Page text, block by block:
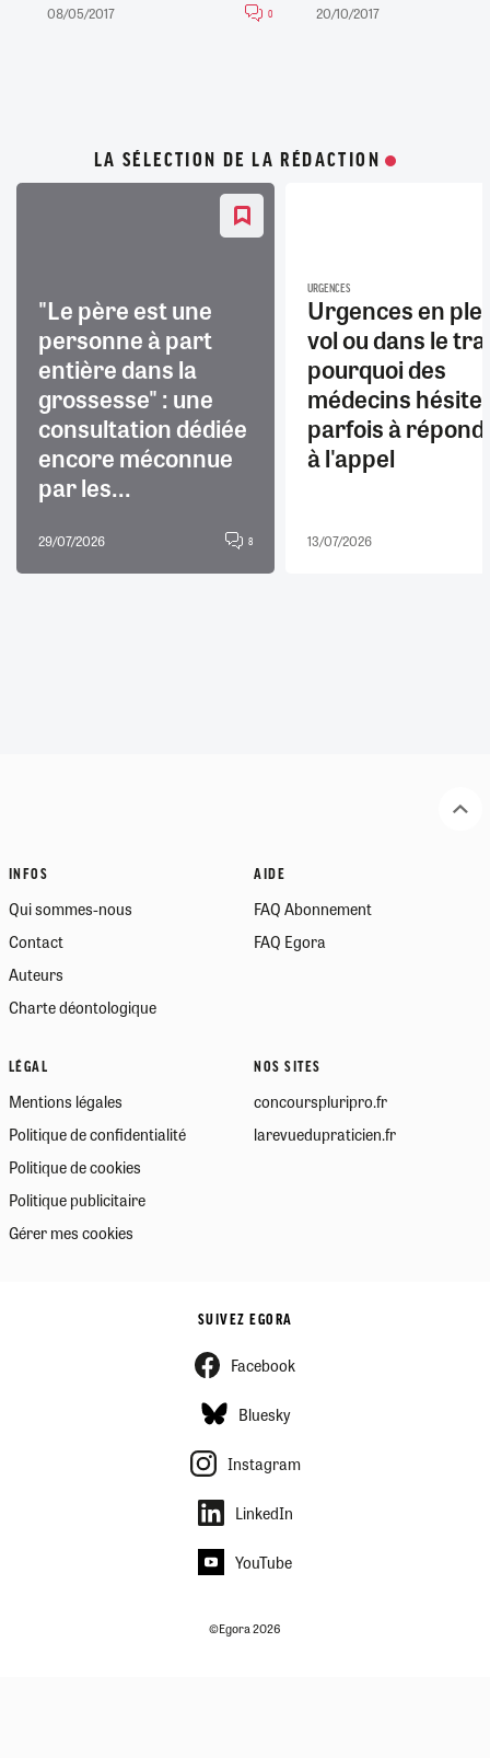
08/05/2017 0 20/10/2017
LA SÉLECTION DE LA RÉDACTION
"Le père est une
personne à part
entière dans la
grossesse" : une
consultation dédiée
encore méconnue
par les...
29/07/2026 8
URGENCES
Urgences en
vol ou dans le
pourquoi des
médecins
parfois à
à l'appel
13/07/2026
INFOS
Qui sommes-nous
Contact
Auteurs
Charte déontologique
AIDE
FAQ Abonnement
FAQ Egora
LÉGAL
Mentions légales
Politique de confidentialité
Politique de cookies
Politique publicitaire
Gérer mes cookies
NOS SITES
concourspluripro.fr
larevuedupraticien.fr
SUIVEZ EGORA
Facebook
Bluesky
Instagram
LinkedIn
YouTube
©Egora 2026